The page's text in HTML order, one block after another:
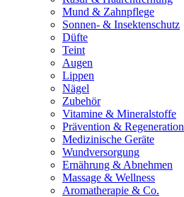
Mund & Zahnpflege
Sonnen- & Insektenschutz
Düfte
Teint
Augen
Lippen
Nägel
Zubehör
Vitamine & Mineralstoffe
Prävention & Regeneration
Medizinische Geräte
Wundversorgung
Ernährung & Abnehmen
Massage & Wellness
Aromatherapie & Co.